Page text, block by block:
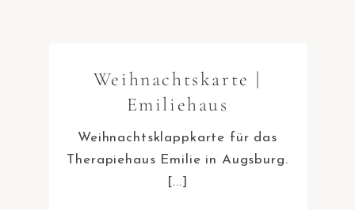
Weihnachtskarte |
Emiliehaus
Weihnachtsklappkarte für das
Therapiehaus Emilie in Augsburg.
[...]